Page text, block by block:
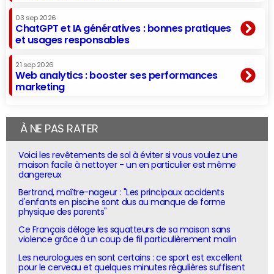
03 sep 2026
ChatGPT et IA génératives : bonnes pratiques
et usages responsables
21 sep 2026
Web analytics : booster ses performances
marketing
À NE PAS RATER
Voici les revêtements de sol à éviter si vous voulez une
maison facile à nettoyer - un en particulier est même
dangereux
Bertrand, maître-nageur : "Les principaux accidents
d'enfants en piscine sont dus au manque de forme
physique des parents"
Ce Français déloge les squatteurs de sa maison sans
violence grâce à un coup de fil particulièrement malin
Les neurologues en sont certains : ce sport est excellent
pour le cerveau et quelques minutes régulières suffisent